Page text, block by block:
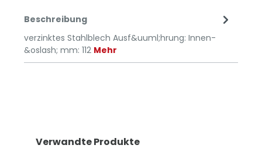
Beschreibung
verzinktes Stahlblech Ausf&uuml;hrung: Innen-
&oslash; mm: 112 Mehr
Verwandte Produkte